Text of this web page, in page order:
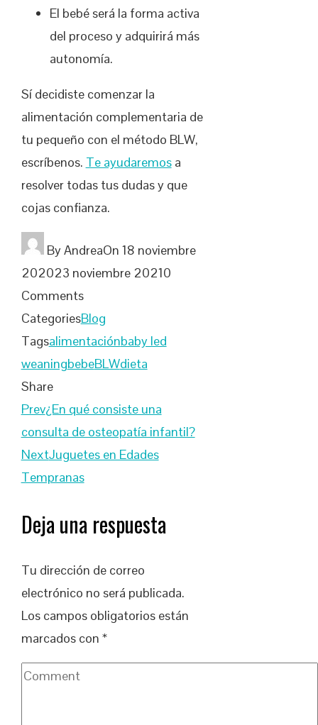
El bebé será la forma activa
del proceso y adquirirá más
autonomía.
Sí decidiste comenzar la
alimentación complementaria de
tu pequeño con el método BLW,
escríbenos. Te ayudaremosa
resolver todas tus dudas y que
cojas confianza.
ByAndreaOn 18 noviembre
202023 noviembre 20210
Comments
CategoriesBlog
Tagsalimentaciónbaby led
weaningbebeBLWdieta
Share
Facebook
Twitter
LinkedIn
Pinterest
Stumbleupon
Email
Prev¿En qué consiste una
consulta de osteopatía infantil?
NextJuguetes en Edades
Tempranas
Deja una respuesta
Tu dirección de correo
electrónico no será publicada.
Los campos obligatorios están
marcados con *